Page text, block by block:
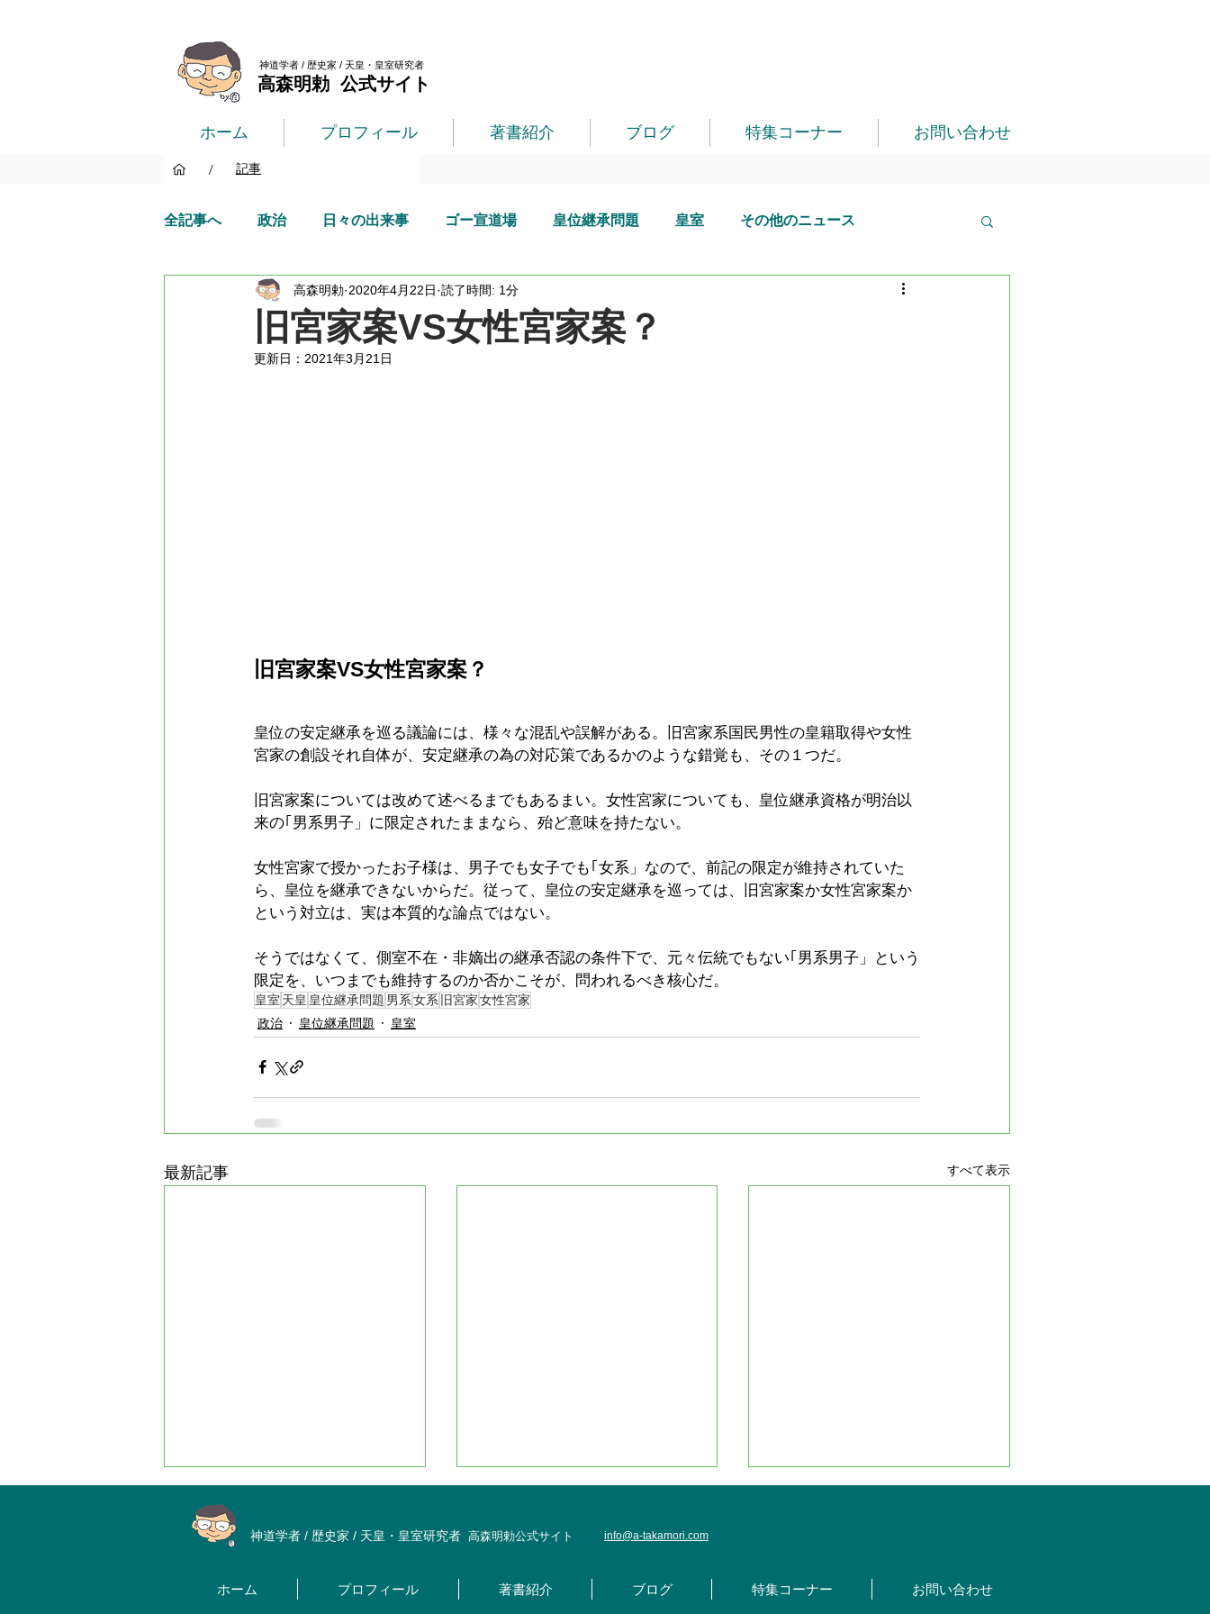
神道学者 / 歴史家 / 天皇・皇室研究者
高森明勅 公式サイト
ホーム プロフィール 著書紹介 ブログ 特集コーナー お問い合わせ
/ 記事
全記事へ 政治 日々の出来事 ゴー宣道場 皇位継承問題 皇室 その他のニュース
旧宮家案VS女性宮家案？
高森明勅 2020年4月22日 読了時間: 1分
更新日： 2021年3月21日
旧宮家案VS女性宮家案？
皇位の安定継承を巡る議論には、様々な混乱や誤解がある。旧宮家系国民男性の皇籍取得や女性
宮家の創設それ自体が、安定継承の為の対応策であるかのような錯覚も、その１つだ。
旧宮家案については改めて述べるまでもあるまい。女性宮家についても、皇位継承資格が明治以
来の｢男系男子」に限定されたままなら、殆ど意味を持たない。
女性宮家で授かったお子様は、男子でも女子でも｢女系」なので、前記の限定が維持されていた
ら、皇位を継承できないからだ。従って、皇位の安定継承を巡っては、旧宮家案か女性宮家案か
という対立は、実は本質的な論点ではない。
そうではなくて、側室不在・非嫡出の継承否認の条件下で、元々伝統でもない｢男系男子」という
限定を、いつまでも維持するのか否かこそが、問われるべき核心だ。
皇室 天皇 皇位継承問題 男系女系 旧宮家女性宮家
政治
皇位継承問題 皇室
最新記事 すべて表示
神道学者 / 歴史家 / 天皇・皇室研究者 高森明勅公式サイト info@a-takamori.com
ホーム プロフィール 著書紹介 ブログ 特集コーナー お問い合わせ